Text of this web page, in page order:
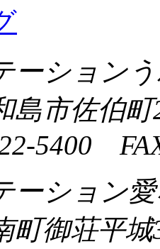
ーション
島市佐伯
5400
ーション
町御荘平城